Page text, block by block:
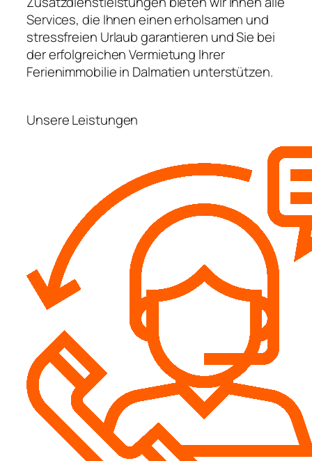
Services, die Ihnen einen erholsamen und
stressfreien Urlaub garantieren und Sie bei
der erfolgreichen Vermietung Ihrer
Ferienimmobilie in Dalmatien unterstützen.
Unsere Leistungen